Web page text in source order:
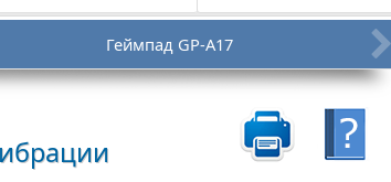
Геймпад GP-A17